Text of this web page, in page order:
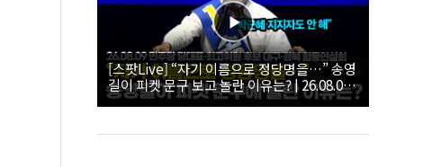
[스팟Live] “자기 이름으로 정당명을…” 송영
길이 피켓 문구 보고 놀란 이유는? | 26.08.09
더불어민주당 당대표·최고위원 후보 대구·경